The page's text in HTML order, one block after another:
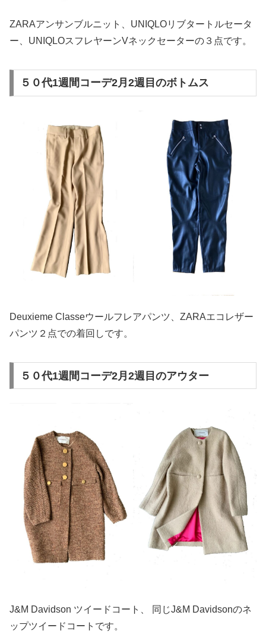
ZARAアンサンブルニット、UNIQLOリブタートルセータ
ー、UNIQLOスフレヤーンVネックセーターの３点です。
５０代1週間コーデ2月2週目のボトムス
Deuxieme Classeウールフレアパンツ、ZARAエコレザー
パンツ２点での着回しです。
５０代1週間コーデ2月2週目のアウター
J&M Davidson ツイードコート、 同じJ&M Davidsonのネ
ップツイードコートです。